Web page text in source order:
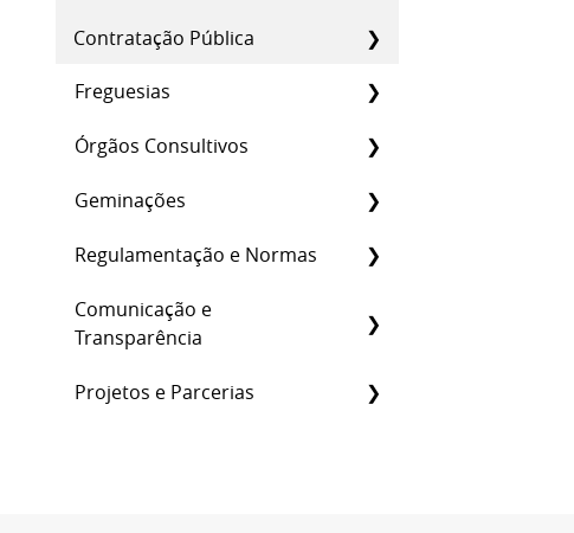
Contratação Pública
Freguesias
Órgãos Consultivos
Geminações
Regulamentação e Normas
Comunicação e
Transparência
Projetos e Parcerias